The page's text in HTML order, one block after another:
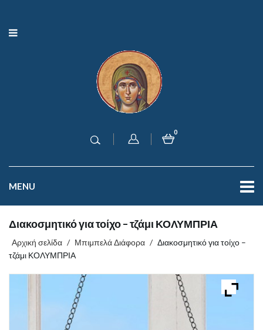
0
MENU
Διακοσμητικό για τοίχο – τζάμι ΚΟΛΥΜΠΡΙΑ
Αρχική σελίδα / Μπιμπελά Διάφορα / Διακοσμητικό για τοίχο –
τζάμι ΚΟΛΥΜΠΡΙΑ